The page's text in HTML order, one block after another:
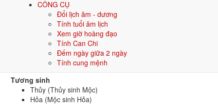
CÔNG CỤ
Đổi lịch âm - dương
Tính tuổi âm lịch
Xem giờ hoàng đạo
Tính Can Chi
Đếm ngày giữa 2 ngày
Tính cung mệnh
Sinh năm 2003
Mệnh Mộc hợp khắc mệnh nào?
Mệnh Mộc được lợi từ các mệnh tương sinh và nên thận trọng với
Tương sinh với Mộc
Tương sinh
Thủy (Thủy sinh Mộc)
Hỏa (Mộc sinh Hỏa)